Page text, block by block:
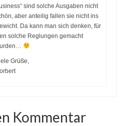
sind solche Ausgaben nicht
aber anteilig fallen sie nicht ins
Da kann man sich denken, für
solche Reglungen gemacht
Grüße,
Kommentar